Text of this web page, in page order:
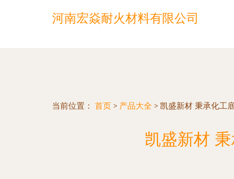
河南宏焱耐火材料有限公司
当前位置： 首页 > 产品大全 > 凯盛新材 秉承化工
凯盛新材